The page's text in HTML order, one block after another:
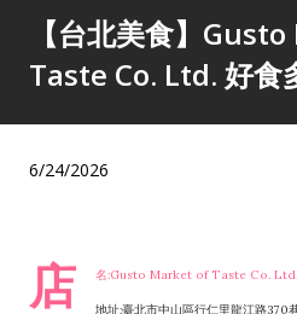
【台北美食】
Taste Co. Ltd. 好食
6/24/2026
店 名:Gusto Market of Taste Co. Ltd.
地址:臺北市中山區行仁里龍江路370